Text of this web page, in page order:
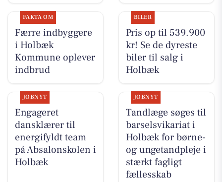
FAKTA OM
Færre indbyggere
i Holbæk
Kommune oplever
indbrud
BILER
Pris op til 539.900
kr! Se de dyreste
biler til salg i
Holbæk
JOBNYT
Engageret
dansklærer til
energifyldt team
på Absalonskolen i
Holbæk
JOBNYT
Tandlæge søges til
barselsvikariat i
Holbæk for børne-
og ungetandpleje i
stærkt fagligt
fællesskab